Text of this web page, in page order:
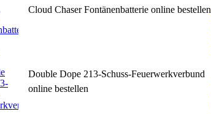
Cloud Chaser Fontänenbatterie online bestellen
Double Dope 213-Schuss-Feuerwerkverbund
online bestellen